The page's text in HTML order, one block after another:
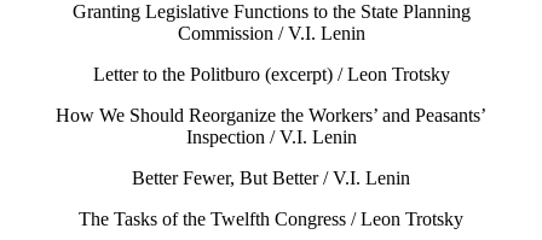
Granting Legislative Functions to the State Planning
Commission / V.I. Lenin
Letter to the Politburo (excerpt) / Leon Trotsky
How We Should Reorganize the Workers’ and Peasants’
Inspection / V.I. Lenin
Better Fewer, But Better / V.I. Lenin
The Tasks of the Twelfth Congress / Leon Trotsky